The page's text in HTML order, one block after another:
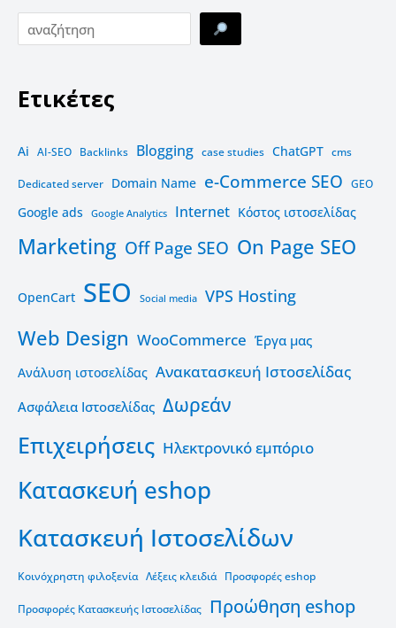
Ετικέτες
Ai AI-SEO Backlinks Blogging case studies ChatGPT cms
Dedicated server Domain Name e-Commerce SEO GEO
Google ads Google Analytics Internet Kόστος ιστοσελίδας
Marketing Off Page SEO On Page SEO
OpenCart SEO Social media VPS Hosting
Web Design WooCommerce Έργα μας
Ανάλυση ιστοσελίδας Ανακατασκευή Ιστοσελίδας
Ασφάλεια Ιστοσελίδας Δωρεάν
Επιχειρήσεις Ηλεκτρονικό εμπόριο
Κατασκευή eshop
Κατασκευή Ιστοσελίδων
Κοινόχρηστη φιλοξενία Λέξεις κλειδιά Προσφορές eshop
Προσφορές Κατασκευής Ιστοσελίδας Προώθηση eshop